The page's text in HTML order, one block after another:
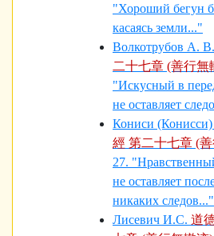
"Хороший бегун
касаясь земли..."
Волкотрубов А. В.
二十七章 (善行無
"Искусный в
не оставляет
Кониси
經 第二十七章 (
27.
не оставляет
никаких следов..."
Лисевич И.С. 道